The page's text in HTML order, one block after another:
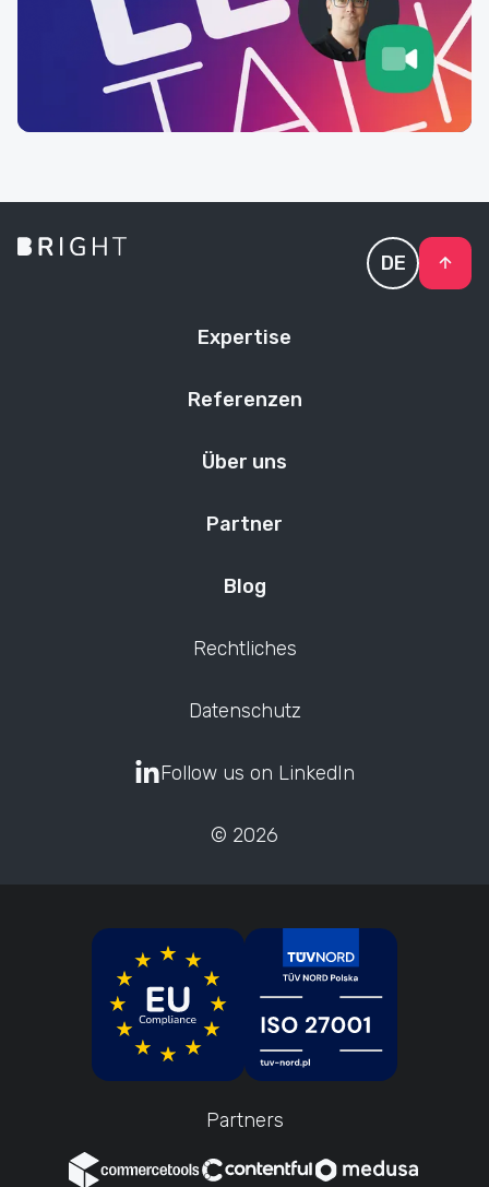
Expertise
Referenzen
Über uns
Partner
Blog
Rechtliches
Datenschutz
DE
Follow us on LinkedIn
© 2026
Partners